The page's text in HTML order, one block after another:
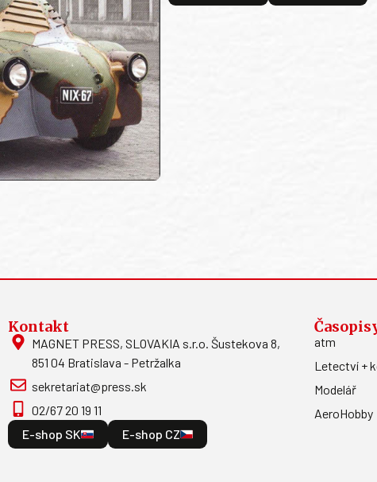
Kontakt
MAGNET PRESS, SLOVAKIA s.r.o. Šustekova 8,
851 04 Bratislava - Petržalka
sekretariat@press.sk
02/67 20 19 11
E-shop SK
E-shop CZ
atm
Letectví +
Modelář
AeroHobby